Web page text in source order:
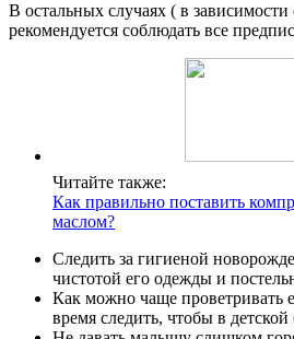
В остальных случаях ( в
рекомендуется соблюдать все
Читайте также:
Как правильно поставить
маслом?
Следить за гигиеной
чистотой его одежды и
Как можно чаще проветривать
время следить, чтобы в